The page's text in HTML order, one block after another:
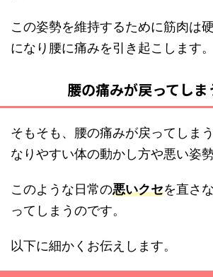
この姿勢を維持するために筋肉は
になり腰に痛みを引き起こします。
腰の痛みが戻ってしま
そもそも、腰の痛みが戻ってしま
なりやすい体の動かし方や悪い姿勢
このような日常の悪いクセを直さ
ってしまうのです。
以下に細かくお伝えします。